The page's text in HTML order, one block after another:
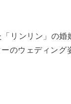
リンリン」の婚
のウェディング